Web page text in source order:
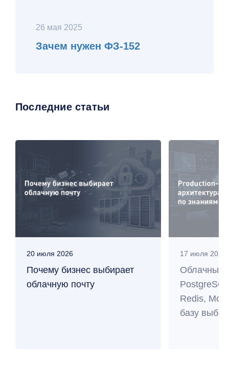
26 мая 2025
Зачем нужен ФЗ-152
Последние статьи
20 июля 2026
Почему бизнес выбирает
облачную почту
17 июля 2026
Облачные
Redis,
базу